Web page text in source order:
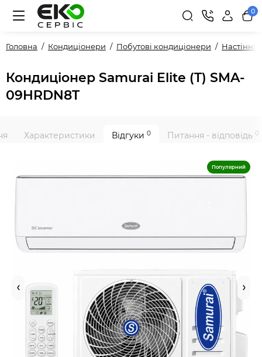
0
Головна Кондиціонери Побутові кондиціонери Настінні
Кондиціонер Samurai Elite (T) SMA-
09HRDN8T
Характеристики Відгуки 0 Питання - відповідь 0
Популярний